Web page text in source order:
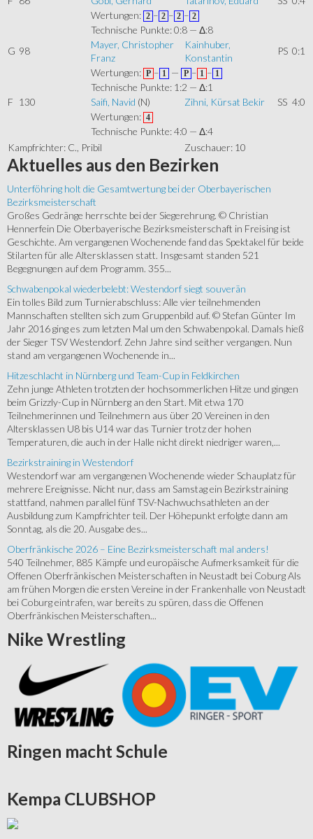
Wertungen: 2 – 2 – 2 – 2
Technische Punkte: 0:8 — Δ:8
G 98
Mayer, Christopher
Franz
Kainhuber,
Konstantin
PS 0:1
Wertungen: P – 1 — P – 1 – 1
Technische Punkte: 1:2 — Δ:1
F 130 Saifi, Navid (N) Zihni, Kürsat Bekir SS 4:0
Wertungen: 4
Technische Punkte: 4:0 — Δ:4
Kampfrichter: C., Pribil
Zuschauer: 10
Aktuelles aus den Bezirken
Unterföhring holt die Gesamtwertung bei der Oberbayerischen
Bezirksmeisterschaft
Großes Gedränge herrschte bei der Siegerehrung. © Christian
Hennerfein Die Oberbayerische Bezirksmeisterschaft in Freising ist
Geschichte. Am vergangenen Wochenende fand das Spektakel für beide
Stilarten für alle Altersklassen statt. Insgesamt standen 521
Begegnungen auf dem Programm. 355...
Schwabenpokal wiederbelebt: Westendorf siegt souverän
Ein tolles Bild zum Turnierabschluss: Alle vier teilnehmenden
Mannschaften stellten sich zum Gruppenbild auf. © Stefan Günter Im
Jahr 2016 ging es zum letzten Mal um den Schwabenpokal. Damals hieß
der Sieger TSV Westendorf. Zehn Jahre sind seither vergangen. Nun
stand am vergangenen Wochenende in...
Hitzeschlacht in Nürnberg und Team-Cup in Feldkirchen
Zehn junge Athleten trotzten der hochsommerlichen Hitze und gingen
beim Grizzly-Cup in Nürnberg an den Start. Mit etwa 170
Teilnehmerinnen und Teilnehmern aus über 20 Vereinen in den
Altersklassen U8 bis U14 war das Turnier trotz der hohen
Temperaturen, die auch in der Halle nicht direkt niedriger waren,...
Bezirkstraining in Westendorf
Westendorf war am vergangenen Wochenende wieder Schauplatz für
mehrere Ereignisse. Nicht nur, dass am Samstag ein Bezirkstraining
stattfand, nahmen parallel fünf TSV-Nachwuchsathleten an der
Ausbildung zum Kampfrichter teil. Der Höhepunkt erfolgte dann am
Sonntag, als die 20. Ausgabe des...
Oberfränkische 2026 – Eine Bezirksmeisterschaft mal anders!
540 Teilnehmer, 885 Kämpfe und europäische Aufmerksamkeit für die
Offenen Oberfränkischen Meisterschaften in Neustadt bei Coburg Als
am frühen Morgen die ersten Vereine in der Frankenhalle von Neustadt
bei Coburg eintrafen, war bereits zu spüren, dass die Offenen
Oberfränkischen Meisterschaften...
Nike Wrestling
Ringen macht Schule
Kempa CLUBSHOP